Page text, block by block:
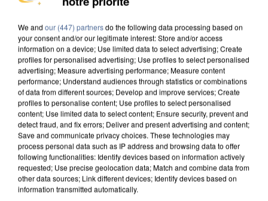
APRÈS TOUTES CES CANICULES, LES REFUGES
We and our (447) partnersdo the following data processing based on
your consent and/or our legitimate interest: Store and/or access
information on a device; Use limited data to select advertising; Create
profiles for personalised advertising; Use profiles to select personalised
advertising; Measure advertising performance; Measure content
performance; Understand audiences through statistics or combinations
of data from different sources; Develop and improve services; Create
profiles to personalise content; Use profiles to select personalised
content; Use limited data to select content; Ensure security, prevent and
detect fraud, and fix errors; Deliver and present advertising and content;
Save and communicate privacy choices. These technologies may
process personal data such as IP address and browsing data to offer
following functionalities: Identify devices based on information actively
requested; Use precise geolocation data; Match and combine data from
other data sources; Link different devices; Identify devices based on
information transmitted automatically.